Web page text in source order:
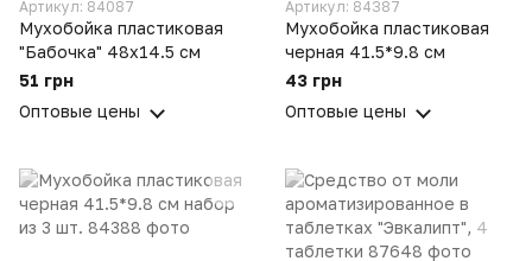
Артикул: 84087
Мухобойка пластиковая
"Бабочка" 48х14.5 см
51 грн
Оптовые цены
Артикул: 84387
Мухобойка пластиковая
черная 41.5*9.8 см
43 грн
Оптовые цены